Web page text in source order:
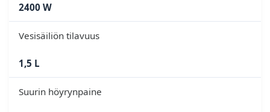
2400 W
Vesisäiliön tilavuus
1,5 L
Suurin höyrynpaine